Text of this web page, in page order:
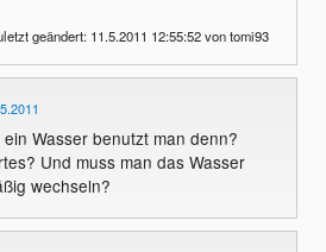
geändert: 11.5.2011 12:55:52 von tomi93
ein Wasser benutzt man denn?
Und muss man das Wasser
wechseln?